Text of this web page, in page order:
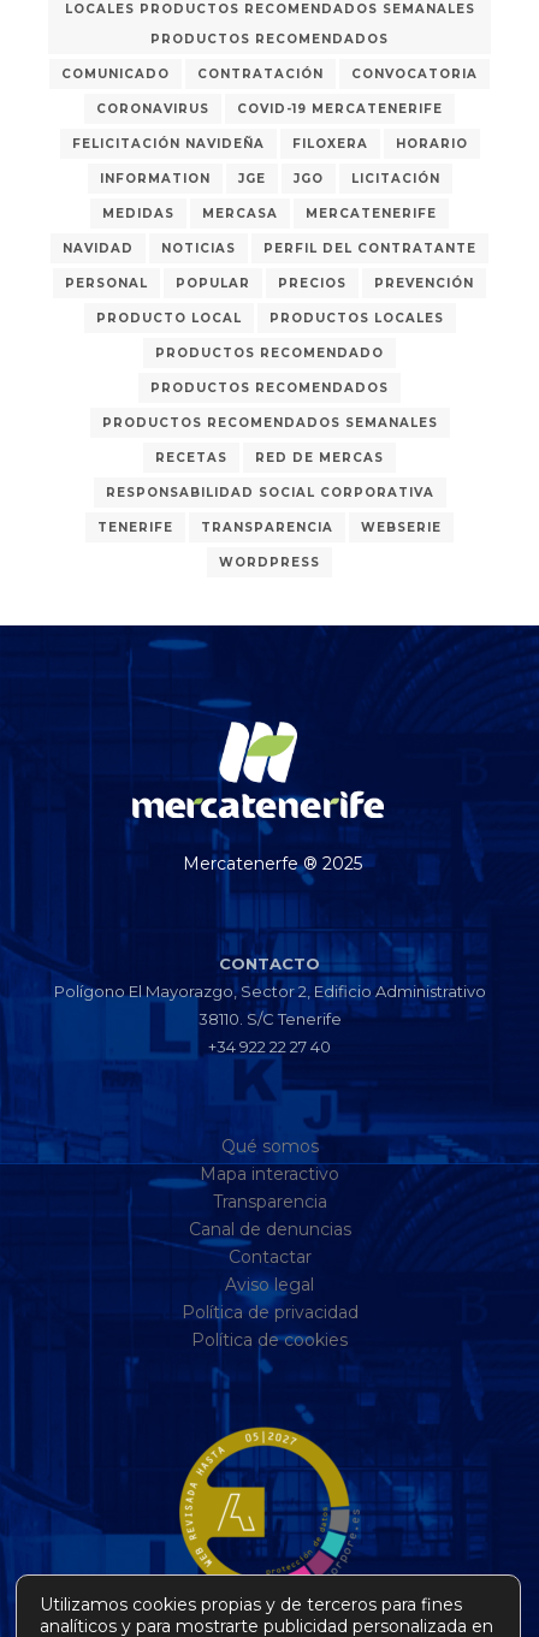
LOCALES PRODUCTOS RECOMENDADOS SEMANALES
PRODUCTOS RECOMENDADOS
COMUNICADO CONTRATACIÓN CONVOCATORIA
CORONAVIRUS COVID-19 MERCATENERIFE
FELICITACIÓN NAVIDEÑA FILOXERA HORARIO
INFORMATION JGE JGO LICITACIÓN
MEDIDAS MERCASA MERCATENERIFE
NAVIDAD NOTICIAS PERFIL DEL CONTRATANTE
PERSONAL POPULAR PRECIOS PREVENCIÓN
PRODUCTO LOCAL PRODUCTOS LOCALES
PRODUCTOS RECOMENDADO
PRODUCTOS RECOMENDADOS
PRODUCTOS RECOMENDADOS SEMANALES
RECETAS RED DE MERCAS
RESPONSABILIDAD SOCIAL CORPORATIVA
TENERIFE TRANSPARENCIA WEBSERIE
WORDPRESS
Mercatenerfe ® 2025
CONTACTO
Polígono El Mayorazgo, Sector 2, Edificio Administrativo
38110. S/C Tenerife
+34 922 22 27 40
Qué somos
Mapa interactivo
Transparencia
Canal de denuncias
Contactar
Aviso legal
Política de privacidad
Política de cookies
Utilizamos cookies propias y de terceros para fines
analíticos y para mostrarte publicidad personalizada en